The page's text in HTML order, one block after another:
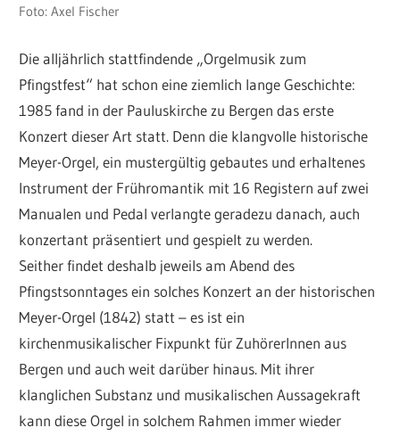
Foto: Axel Fischer
Die alljährlich stattfindende „Orgelmusik zum
Pfingstfest“ hat schon eine ziemlich lange Geschichte:
1985 fand in der Pauluskirche zu Bergen das erste
Konzert dieser Art statt. Denn die klangvolle historische
Meyer-Orgel, ein mustergültig gebautes und erhaltenes
Instrument der Frühromantik mit 16 Registern auf zwei
Manualen und Pedal verlangte geradezu danach, auch
konzertant präsentiert und gespielt zu werden.
Seither findet deshalb jeweils am Abend des
Pfingstsonntages ein solches Konzert an der historischen
Meyer-Orgel (1842) statt – es ist ein
kirchenmusikalischer Fixpunkt für ZuhörerInnen aus
Bergen und auch weit darüber hinaus. Mit ihrer
klanglichen Substanz und musikalischen Aussagekraft
kann diese Orgel in solchem Rahmen immer wieder